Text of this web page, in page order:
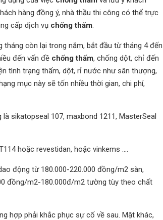
hàng đồng ý, nhà thầu thi công có thể trực
cấp dịch vụ chống thấm
còn lại trong năm, bắt đầu từ tháng 4 đến
đến vấn đề chống thấm, chống dột, chỉ đến
tình trạng thấm, dột, rỉ nước như sân thượng,
mục này sẽ tốn nhiều thời gian, chi phí,
sikatopseal 107, maxbond 1211, MasterSeal
hoặc revestidan, hoặc vinkems ….
động từ 180.000-220.000 đồng/m2 sàn,
đồng/m2-180.000đ/m2 tường tùy theo chất
hợp phải khắc phục sự cố về sau. Mặt khác,